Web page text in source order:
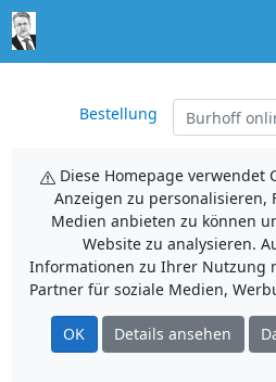
Bestellung
Diese Homepage verwendet
Anzeigen zu personalisieren,
Medien anbieten zu können
Website zu analysieren.
Informationen zu Ihrer Nutzung
Partner für soziale Medien,
OK Details ansehen